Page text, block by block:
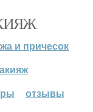
и причесок
отзывы